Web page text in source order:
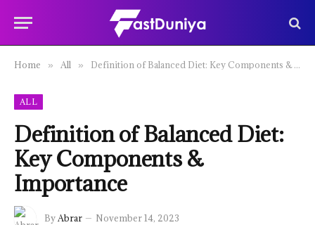
Home » All » Definition of Balanced Diet: Key Components & Importance
ALL
Definition of Balanced Diet:
Key Components &
Importance
ByAbrar November 14, 2023